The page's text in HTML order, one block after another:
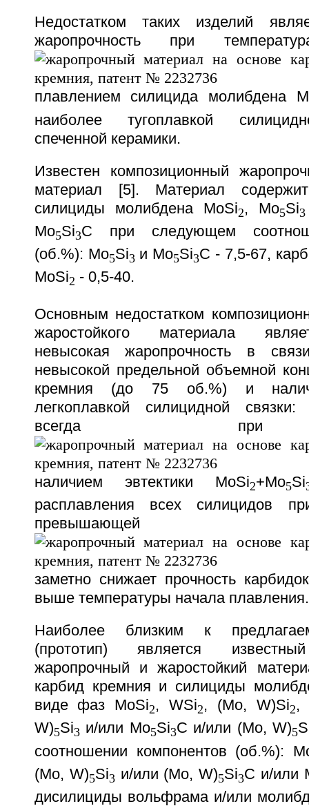
Недостатком таких изделий
жаропрочность при
плавлением силицида молибдена
наиболее тугоплавкой
спеченной керамики.
Известен композиционный
материал [5]. Материал
силициды молибдена MoSi2, Mo5Si3
Mo5Si3C при следующем
(об.%): Mo5Si3 и Mo5Si3C - 7,5-67,
MoSi2 - 0,5-40.
Основным недостатком
жаростойкого материала
невысокая жаропрочность в
невысокой предельной объемной
кремния (до 75 об.%) и
легкоплавкой силицидной
всегда
наличием эвтектики MoSi2+Mo5Si
расплавления всех силицидов
заметно снижает прочность
выше температуры начала плавления.
Наиболее близким к
(прототип) является
жаропрочный и жаростойкий
карбид кремния и силициды
виде фаз MoSi2, WSi2, (Mo, W)Si2,
W)5Si3 и/или Мо5Si3С и/или (Mo, W)5
соотношении компонентов (об.%):
(Mo, W)5Si3 и/или (Mo, W)5Si3C и/или
дисилициды вольфрама и/или